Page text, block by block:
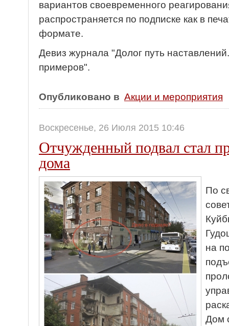
вариантов своевременного
распространяется по подписке как в
формате.
Девиз журнала "Долог путь
примеров".
Опубликовано в Акции и мероприятия
Воскресенье, 26 Июля 2015 10:46
Отчужденный подвал стал
дома
По
на
Дом